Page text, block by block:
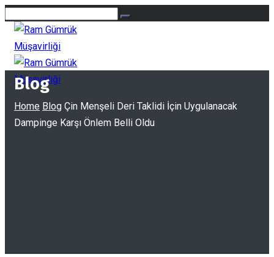
Blog
Home Blog Çin Menşeli Deri Taklidi İçin Uygulanacak
Dampinge Karşı Önlem Belli Oldu